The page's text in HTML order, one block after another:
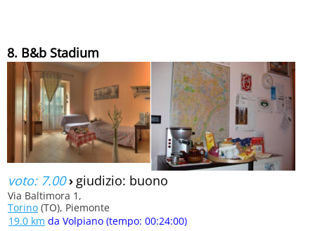
8. B&b Stadium
voto: 7.00› giudizio: buono
Via Baltimora 1,
Torino (TO), Piemonte
19.0 km da Volpiano (tempo: 00:24:00)